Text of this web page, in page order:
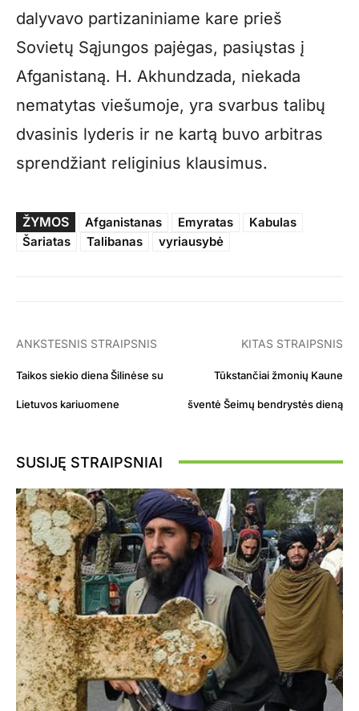
dalyvavo partizaniniame kare prieš
Sovietų Sąjungos pajėgas, pasiųstas į
Afganistaną. H. Akhundzada, niekada
nematytas viešumoje, yra svarbus talibų
dvasinis lyderis ir ne kartą buvo arbitras
sprendžiant religinius klausimus.
ŽYMOS Afganistanas Emyratas
Kabulas
Šariatas
Talibanas vyriausybė
ANKSTESNIS STRAIPSNIS
Taikos siekio diena Šilinėse su
Lietuvos kariuomene
KITAS STRAIPSNIS
Tūkstančiai žmonių Kaune
šventė Šeimų bendrystės dieną
SUSIJĘ STRAIPSNIAI